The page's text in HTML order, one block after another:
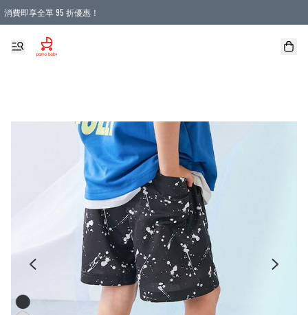
消費即享全單 95 折優惠！
購物滿 HKD 900.00即享免運費優惠！（適用於 本地送貨、本地取貨 )